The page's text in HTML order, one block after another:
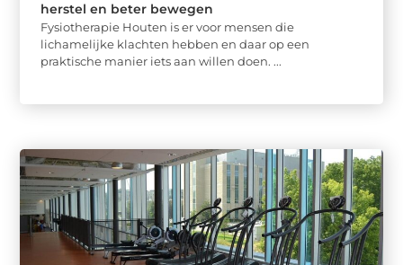
herstel en beter bewegen
Fysiotherapie Houten is er voor mensen die
lichamelijke klachten hebben en daar op een
praktische manier iets aan willen doen. ...